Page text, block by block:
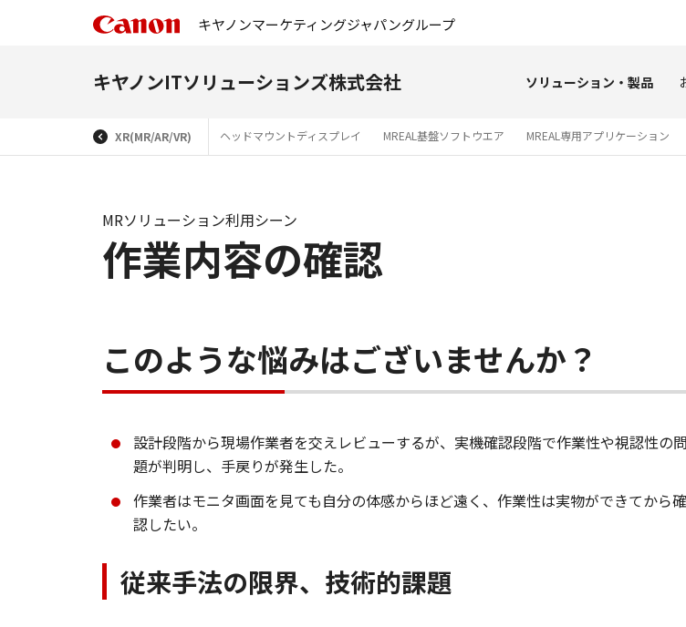
キヤノンマーケティングジャパングループ
キヤノンITソリューションズ株式会社 ソリューション・製品
XR(MR/AR/VR) ヘッドマウントディスプレイ MREAL基盤ソフトウエア MREAL専用アプリケーション
作業内容の確認
MRソリューション利用シーン
このような悩みはございませんか？
設計段階から現場作業者を交えレビューするが、実機確認段階で作業性や視認性の問
題が判明し、手戻りが発生した。
作業者はモニタ画面を見ても自分の体感からほど遠く、作業性は実物ができてから確
認したい。
従来手法の限界、技術的課題